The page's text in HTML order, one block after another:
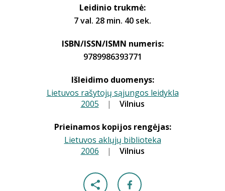
Leidinio trukmė:
7 val. 28 min. 40 sek.
ISBN/ISSN/ISMN numeris:
9789986393771
Išleidimo duomenys:
Lietuvos rašytojų sąjungos leidykla
2005 | Vilnius
Prieinamos kopijos rengėjas:
Lietuvos aklųjų biblioteka
2006 | Vilnius